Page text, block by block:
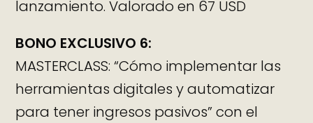
lanzamiento. Valorado en 67 USD
BONO EXCLUSIVO 6:
MASTERCLASS: “Cómo implementar las
herramientas digitales y automatizar
para tener ingresos pasivos” con el